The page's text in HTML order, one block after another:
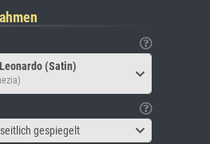
(Satin)
gespiegelt